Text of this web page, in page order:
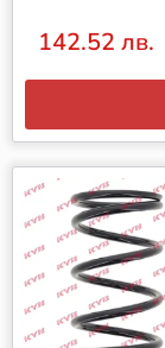
142.52 лв.